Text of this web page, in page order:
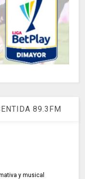
89.3FM
y musical